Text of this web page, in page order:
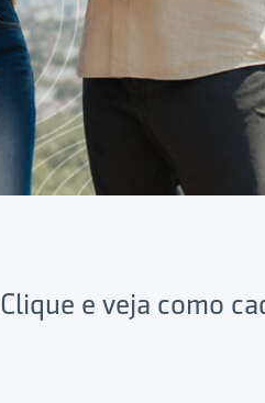
Clique e veja como